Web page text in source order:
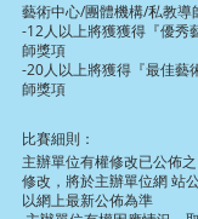
藝術中心/團體機構/私教導
-12人以上將獲獲得『優秀
師獎項
-20人以上將獲得『最佳藝
師獎項
比賽細則：
主辦單位有權修改已公佈
修改，將於主辦單位網 站
以網上最新公佈為準